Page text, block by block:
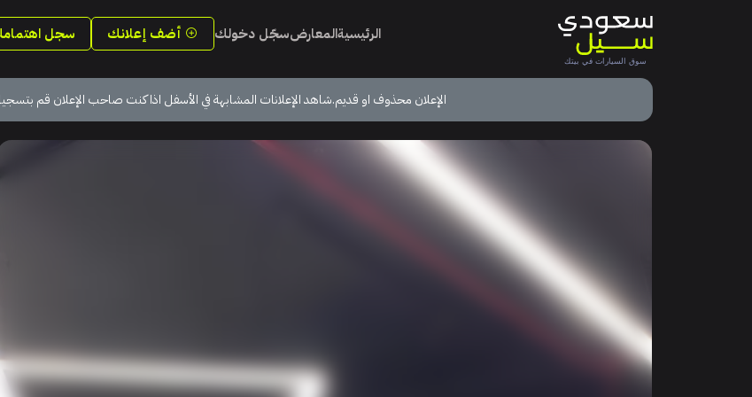
الرئيسيةالمعارضسجّل دخولك أضف إعلانك سجل
الإعلان محذوف او قديم.شاهد الإعلانات المشابهة في الأسفل اذا كنت صاحب الإعلان قم